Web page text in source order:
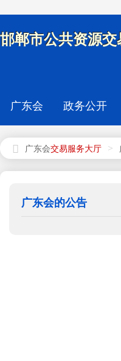
邯郸市公共资源
广东会 政务公开
广东会 >
广东会的公告